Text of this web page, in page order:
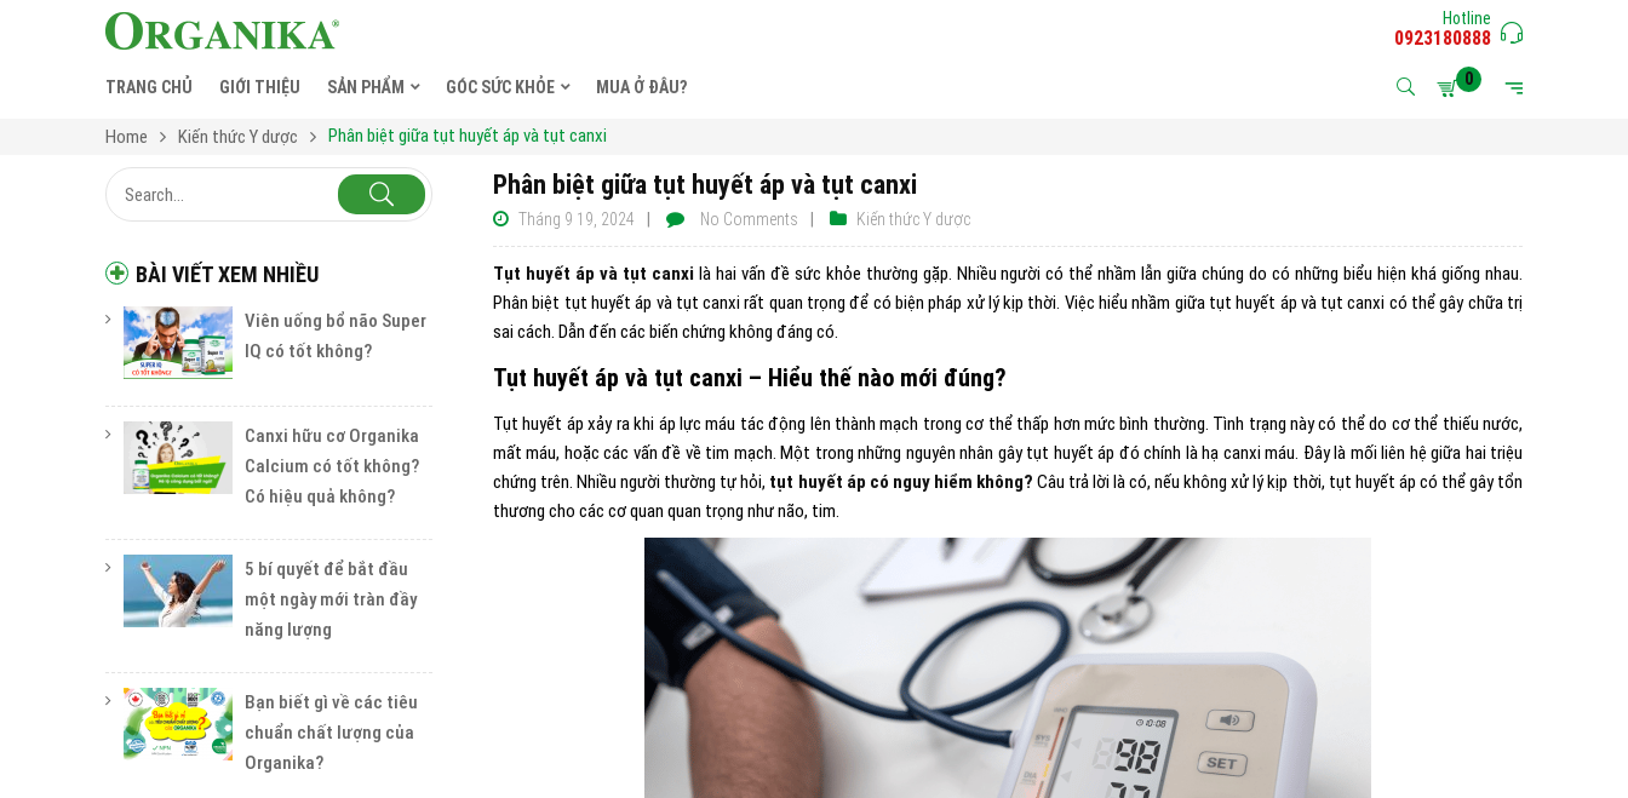
Hotline
0923180888
TRANG CHỦ GIỚI THIỆU SẢN PHẨM GÓC SỨC KHỎE MUA Ở ĐÂU? 0
Home Kiến thức Y dược Phân biệt giữa tụt huyết áp và tụt canxi
BÀI VIẾT XEM NHIỀU
Viên uống bổ não Super
IQ có tốt không?
Canxi hữu cơ Organika
Calcium có tốt không?
Có hiệu quả không?
5 bí quyết để bắt đầu
một ngày mới tràn đầy
năng lượng
Bạn biết gì về các tiêu
chuẩn chất lượng của
Organika?
Phân biệt giữa tụt huyết áp và tụt canxi
Tháng 9 19, 2024 Kiến thức Y dược
No Comments
Tụt huyết áp và tụt canxi là hai vấn đề sức khỏe thường gặp. Nhiều người có thể nhầm lẫn giữa chúng do có những biểu hiện khá giống nhau.
Phân biệt tụt huyết áp và tụt canxi rất quan trọng để có biện pháp xử lý kịp thời. Việc hiểu nhầm giữa tụt huyết áp và tụt canxi có thể gây chữa trị
sai cách. Dẫn đến các biến chứng không đáng có.
Tụt huyết áp và tụt canxi – Hiểu thế nào mới đúng?
Tụt huyết áp xảy ra khi áp lực máu tác động lên thành mạch trong cơ thể thấp hơn mức bình thường. Tình trạng này có thể do cơ thể thiếu nước,
mất máu, hoặc các vấn đề về tim mạch. Một trong những nguyên nhân gây tụt huyết áp đó chính là hạ canxi máu. Đây là mối liên hệ giữa hai triệu
chứng trên. Nhiều người thường tự hỏi, tụt huyết áp có nguy hiểm không? Câu trả lời là có, nếu không xử lý kịp thời, tụt huyết áp có thể gây tổn
thương cho các cơ quan quan trọng như não, tim.